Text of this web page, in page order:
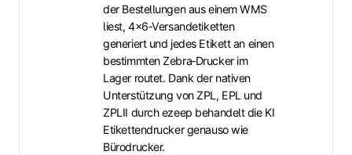
der Bestellungen aus einem WMS
liest, 4x6‑Versandetiketten
generiert und jedes Etikett an einen
bestimmten Zebra‑Drucker im
Lager routet. Dank der nativen
Unterstützung von ZPL, EPL und
ZPLII durch ezeep behandelt die KI
Etikettendrucker genauso wie
Bürodrucker.